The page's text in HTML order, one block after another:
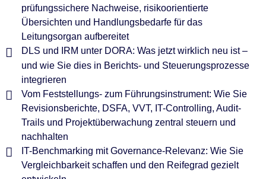
prüfungssichere Nachweise, risikoorientierte
Übersichten und Handlungsbedarfe für das
Leitungsorgan aufbereitet
DLS und IRM unter DORA: Was jetzt wirklich neu ist –
und wie Sie dies in Berichts- und Steuerungsprozesse
integrieren
Vom Feststellungs- zum Führungsinstrument: Wie Sie
Revisionsberichte, DSFA, VVT, IT-Controlling, Audit-
Trails und Projektüberwachung zentral steuern und
nachhalten
IT-Benchmarking mit Governance-Relevanz: Wie Sie
Vergleichbarkeit schaffen und den Reifegrad gezielt